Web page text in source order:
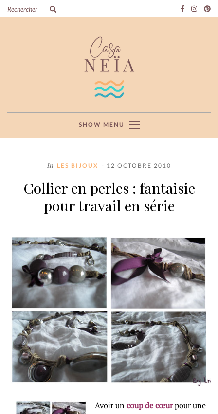
SHOW MENU
In LES BIJOUX - 12 OCTOBRE 2010
Collier en perles : fantaisie
pour travail en série
Avoir uncoup de cœurpour une